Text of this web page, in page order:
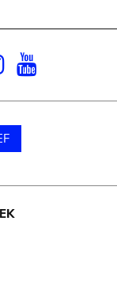
Instagram